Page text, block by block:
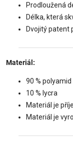
Prodloužená
Délka, která
Dvojitý patent
Materiál:
90 % polyamid
10 % lycra
Materiál je
Materiál je